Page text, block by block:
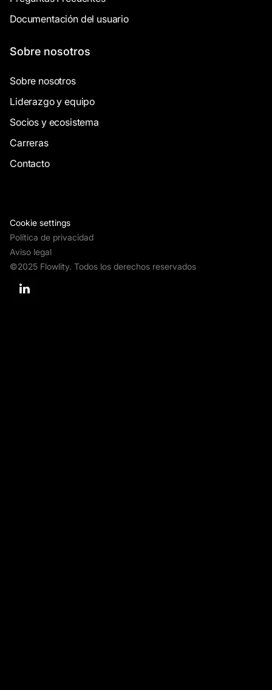
Documentación del usuario
Sobre nosotros
Sobre nosotros
Liderazgo y equipo
Socios y ecosistema
Carreras
Contacto
Cookie settings
Política de privacidad
Aviso legal
©2025 Flowlity. Todos los derechos reservados